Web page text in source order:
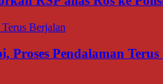
Proses Pendalaman